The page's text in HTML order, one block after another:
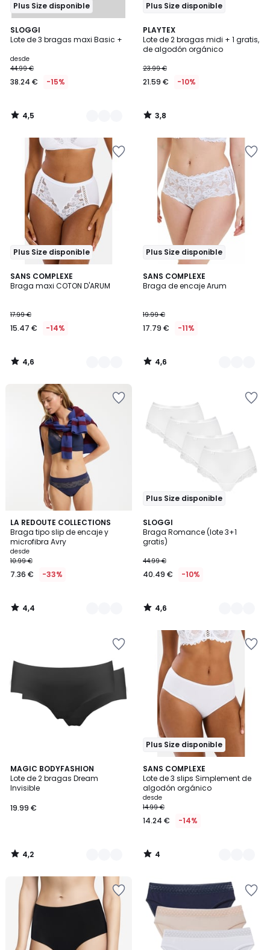
Plus Size disponible
SLOGGI
Lote de 3 bragas maxi Basic +
desde
44.99 €
38.24 € -15%
4,5
/ 5
3
Colores
4,5
/
Plus Size disponible
PLAYTEX
Lote de 2 bragas midi + 1 gratis,
de algodón orgánico
23.99 €
21.59 € -10%
3,8
/ 5
3,8
/
Plus Size disponible
SANS COMPLEXE
Braga maxi COTON D'ARUM
17.99 €
15.47 € -14%
4,6
/ 5
2
Colores
4,6
/
Plus Size disponible
SANS COMPLEXE
Braga de encaje Arum
19.99 €
17.79 € -11%
4,6
/ 5
3
Colores
4,6
/
LA REDOUTE COLLECTIONS
Braga tipo slip de encaje y
microfibra Avry
desde
10.99 €
7.36 € -33%
4,4
/ 5
3
Colores
4,4
/
Plus Size disponible
SLOGGI
Braga Romance (lote 3+1
gratis)
44.99 €
40.49 € -10%
4,6
/ 5
2
Colores
4,6
/
MAGIC BODYFASHION
Lote de 2 bragas Dream
Invisible
19.99 €
4,2
/ 5
2
Colores
4,2
/
Plus Size disponible
SANS COMPLEXE
Lote de 3 slips Simplement de
algodón orgánico
desde
14.99 €
14.24 € -14%
4
/
5
3
Colores
4
/